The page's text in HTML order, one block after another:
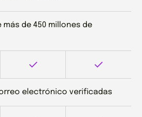
más de 450 millones de
electrónico verificadas